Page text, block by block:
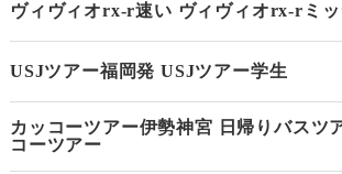
ヴィヴィオrx-r速い ヴィヴィオrx-rミ
USJツアー福岡発 USJツアー学生
カッコーツアー伊勢神宮 日帰りバスツ
コーツアー